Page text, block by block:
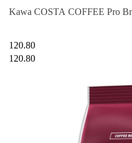
Kawa COSTA COFFEE Pro
120.80
120.80